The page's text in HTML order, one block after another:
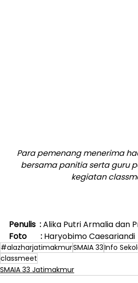
Para pemenang menerima
bersama panitia serta guru
kegiatan
Penulis  : Alika Putri Armalia dan
Foto       : Haryobimo Caesariandi
#alazharjatimakmurSMAIA 33Info
classmeet
SMAIA 33 Jatimakmur